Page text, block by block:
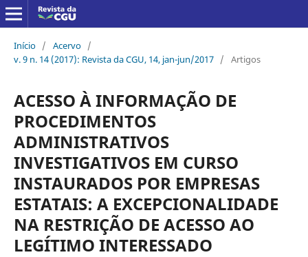
Início / Acervo /
v. 9 n. 14 (2017): Revista da CGU, 14, jan-jun/2017 / Artigos
ACESSO À INFORMAÇÃO DE
PROCEDIMENTOS
ADMINISTRATIVOS
INVESTIGATIVOS EM CURSO
INSTAURADOS POR EMPRESAS
ESTATAIS: A EXCEPCIONALIDADE
NA RESTRIÇÃO DE ACESSO AO
LEGÍTIMO INTERESSADO